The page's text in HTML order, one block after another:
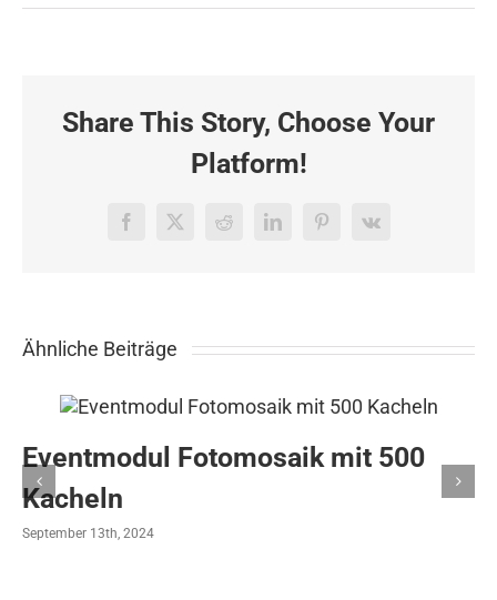
Spincam
Berlin
Share This Story, Choose Your
Platform!
Facebook
X RedditLinkedInPinterest
Vk
Ähnliche Beiträge
Eventmodul Fotomosaik mit 500
Kacheln
September 13th, 2024